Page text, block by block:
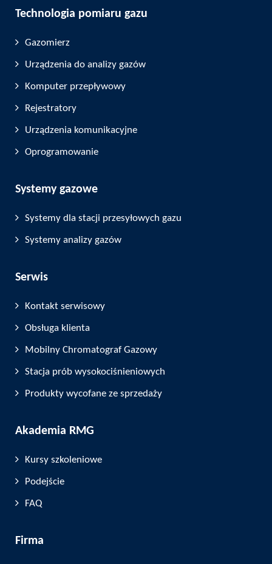
Technologia pomiaru gazu
Gazomierz
Urządzenia do analizy gazów
Komputer przepływowy
Rejestratory
Urządzenia komunikacyjne
Oprogramowanie
Systemy gazowe
Systemy dla stacji przesyłowych gazu
Systemy analizy gazów
Serwis
Kontakt serwisowy
Obsługa klienta
Mobilny Chromatograf Gazowy
Stacja prób wysokociśnieniowych
Produkty wycofane ze sprzedaży
Akademia RMG
Kursy szkoleniowe
Podejście
FAQ
Firma